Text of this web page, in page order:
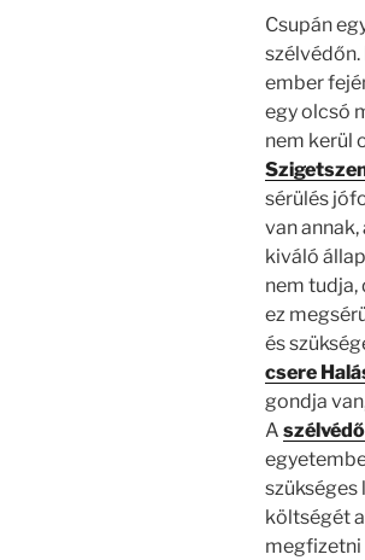
Csupán
szélvédőn.
ember
egy olcsó
nem kerül
sérülés
van annak,
kiváló
nem tudja,
ez
és
csere
gondja
A
szükséges
költségét a
megfizetni